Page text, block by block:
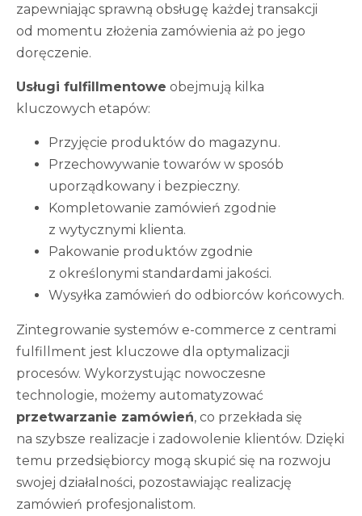
zapewniając sprawną obsługę każdej transakcji
od momentu złożenia zamówienia aż po jego
doręczenie.
Usługi fulfillmentowe obejmują kilka
kluczowych etapów:
Przyjęcie produktów do magazynu.
Przechowywanie towarów w sposób
uporządkowany i bezpieczny.
Kompletowanie zamówień zgodnie
z wytycznymi klienta.
Pakowanie produktów zgodnie
z określonymi standardami jakości.
Wysyłka zamówień do odbiorców końcowych.
Zintegrowanie systemów e-commerce z centrami
fulfillment jest kluczowe dla optymalizacji
procesów. Wykorzystując nowoczesne
technologie, możemy automatyzować
przetwarzanie zamówień, co przekłada się
na szybsze realizacje i zadowolenie klientów. Dzięki
temu przedsiębiorcy mogą skupić się na rozwoju
swojej działalności, pozostawiając realizację
zamówień profesjonalistom.